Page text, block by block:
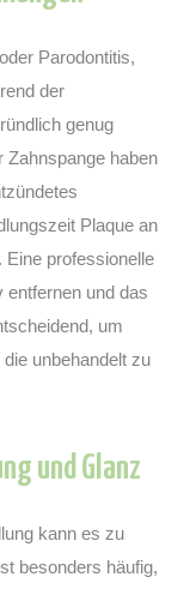
Parodontitis,
der
genug
Zahnspange haben
Plaque an
Eine professionelle
entfernen und das
um
unbehandelt zu
und Glanz
kann es zu
besonders häufig,